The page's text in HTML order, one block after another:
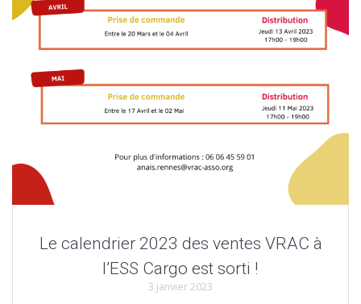
Le calendrier 2023 des ventes VRAC à
l’ESS Cargo est sorti !
3 janvier 2023